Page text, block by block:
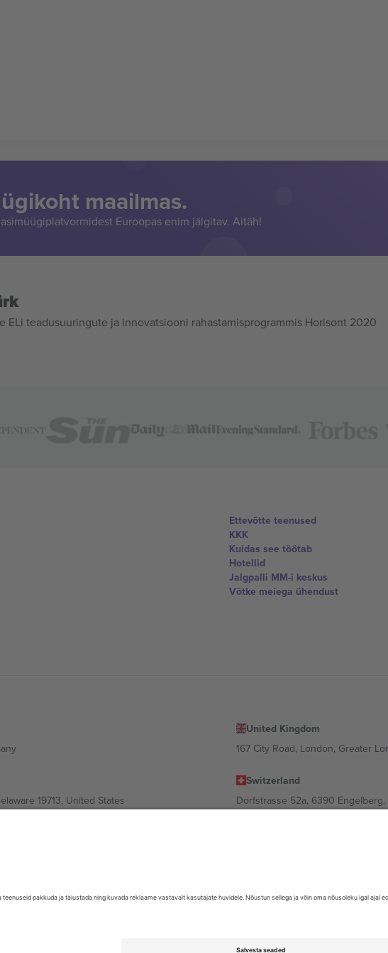
maailmas.
Euroopas enim jälgitav. Aitäh!
ELi teadusuuringute ja innovatsiooni rahastamisprogrammis Horisont 2020
Ettevõtte teenused
KKK
Kuidas see töötab
Hotellid
Jalgpalli MM-i keskus
Võtke meiega ühendust
United Kingdom
167 City Road, London, Greater
19713, United States
Switzerland
Dorfstrasse 52a, 6390
1606 Sofia, Bulgaria
06700 Ciudad de México, CDMX, Mexico
kaitstud.